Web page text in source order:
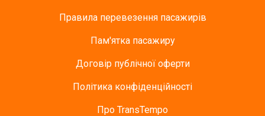
Правила перевезення пасажирів
Пам'ятка пасажиру
Договір публічної оферти
Політика конфіденційності
Про TransTempo